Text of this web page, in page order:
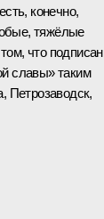
конечно,
тяжёлые
что
славы» таким
Петрозаводск,